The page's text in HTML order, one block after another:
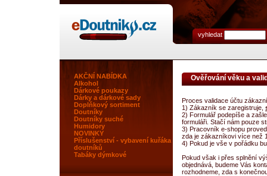
vyhledat
AKČNÍ NABÍDKA
Alkohol
Dárkové poukazy
Dárky a dárkové sady
Doplňkový sortiment
Doutníky
Doutníky suché
Humidory
NOVINKY
Příslušenství - vybavení kuřáka
doutníků
Tabáky dýmkové
Ověřování věku a
Proces validace účtu
1) Zákazník se zaregistruje,
2) Formulář podepíše a
formuláři. Stačí nám pouze
3) Pracovník e-shopu
zda je zákazníkovi více než
4) Pokud je vše v pořádku
Pokud však i přes splnění
objednává, budeme Vás
rozhodneme, zda s